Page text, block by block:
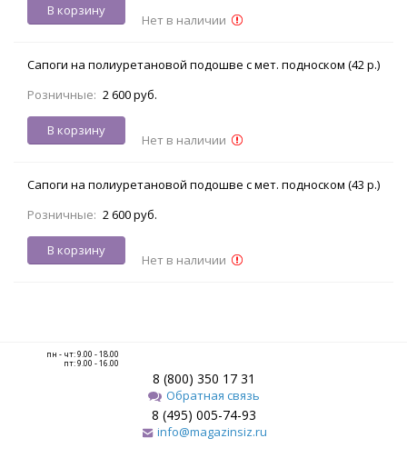
В корзину
Нет в наличии
Сапоги на полиуретановой подошве с мет. подноском (42 р.)
Розничные: 2 600 руб.
В корзину
Нет в наличии
Сапоги на полиуретановой подошве с мет. подноском (43 р.)
Розничные: 2 600 руб.
В корзину
Нет в наличии
пн - чт: 9.00 - 18.00
пт: 9.00 - 16.00
8 (800) 350 17 31
Обратная связь
8 (495) 005-74-93
info@magazinsiz.ru